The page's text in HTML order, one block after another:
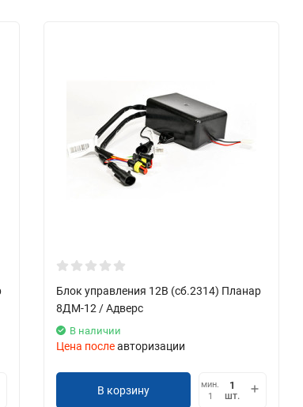
Блок управления 12В (сб.2314) Планар
8ДМ-12 / Адверс
В наличии
Цена послеавторизации
В корзину
мин.
1
шт.